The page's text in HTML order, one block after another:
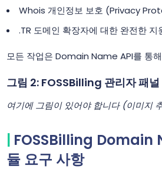
Whois 개인정보 보호 (Privacy
.TR 도메인 확장자에 대한 완전한 지
모든 작업은 Domain Name API를 통
그림 2: FOSSBilling 관리자 패널
여기에 그림이 있어야 합니다 (이미지
FOSSBilling Domain
듈 요구 사항